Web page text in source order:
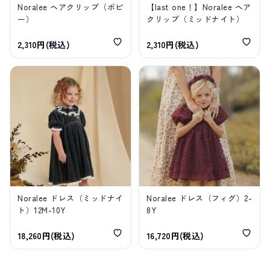
Noralee ヘアクリップ（ポピ
ー）
2,310円(税込)
【last one！】Noralee ヘア
クリップ（ミッドナイト）
2,310円(税込)
Noralee ドレス（ミッドナイ
ト）12M-10Y
18,260円(税込)
Noralee ドレス（フィグ）2-
8Y
16,720円(税込)